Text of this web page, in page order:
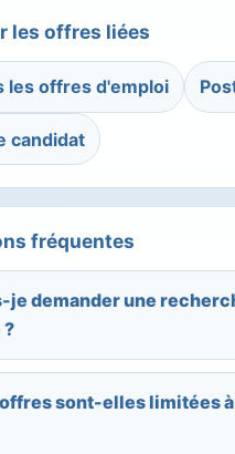
les offres liées
les offres d'emploi
candidat
fréquentes
je demander une
sont-elles limitées